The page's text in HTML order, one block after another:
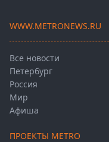
WWW.METRONEWS.RU
Все новости
Петербург
Россия
Мир
Афиша
ПРОЕКТЫ METRO